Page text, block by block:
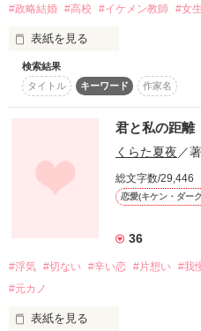
2011.10
総合・恋愛で
ランキングインしました
『Can*P』ケータイ小説に
掲載していただいています
本当に
ありがとうございます
    君の事は愛せない
感想ありがとうございます。
   すみちゅん様　まぃｍｉ＊様
「こ、こうゆうことって‥‥？」
平然としてそう言うドSな君も‥
だから謝んなくていい」
#政略結婚 #高校 #イケメン教師 #女
表紙を見る
円城寺稀美果　高校３年生
パーティーで知らない人に声を
危ない目にあう所を助けてくれ
背が高くて凄いイケメン
検索結果
タイトル
キーワード 作家名
君と私の距離
くらた夏夜 ／著
総文字数/29,446
恋愛(キケン・ダー
36
#浮気 #切ない #辛い恋 #片想い #我
#元カノ
表紙を見る